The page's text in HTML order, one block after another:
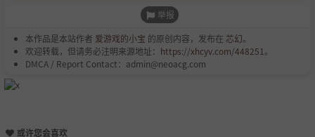
举报
本作品是本站作者 爱游戏的小宝 的原创内容，发布在 芯幻。
欢迎转载，但请务必注明来源地址： https://xhcyv.com/448251 。
DMCA / Report Contact：admin@neoacg.com
或许您会喜欢